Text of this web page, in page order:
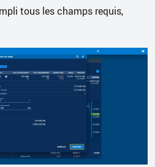
tous les champs requis,